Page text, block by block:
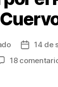
Fecha
14 de
18